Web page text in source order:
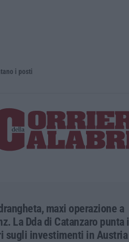
maxi operazione a
La Dda di Catanzaro punta i
sugli investimenti in Austria